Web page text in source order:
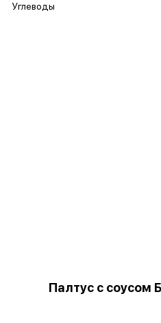
Углеводы
Палтус с соусом